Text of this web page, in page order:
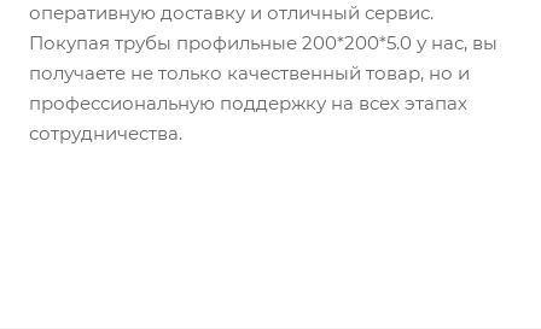
оперативную доставку и отличный сервис.
Покупая трубы профильные 200*200*5.0 у нас, вы
получаете не только качественный товар, но и
профессиональную поддержку на всех этапах
сотрудничества.